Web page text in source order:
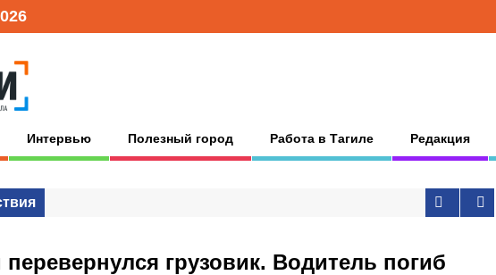
Интервью Полезный город Работа в Тагиле Редакция
грузовик. Водитель погиб